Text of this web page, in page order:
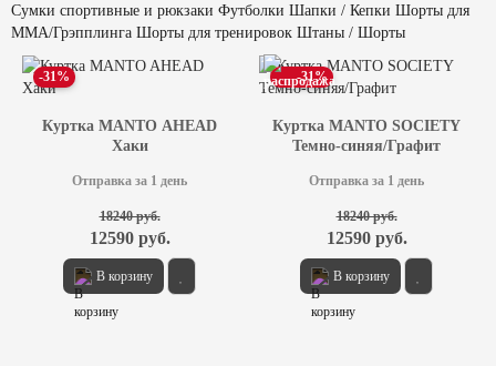
Сумки спортивные и рюкзаки Футболки Шапки / Кепки Шорты для
ММА/Грэпплинга Шорты для тренировок Штаны / Шорты
-31%
Куртка MANTO AHEAD
Хаки
Отправка за 1 день
В корзину
18240 руб.
12590 руб.
-31%
Куртка MANTO SOCIETY
Темно-синяя/Графит
Отправка за 1 день
В корзину
18240 руб.
12590 руб.